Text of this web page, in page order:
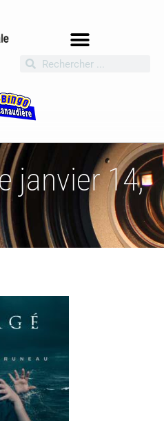
janvier 14,